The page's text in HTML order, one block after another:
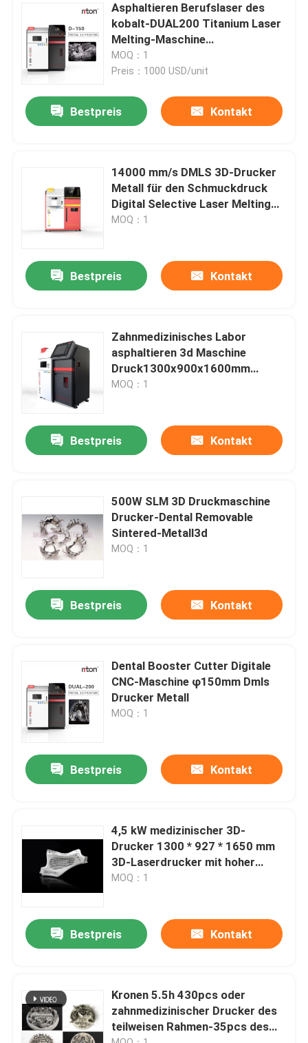
Produkte
Über uns
Fabrik Tour
Kontakt
Alle Fälle
Drucker Laser-Metall3d
Zahnmedizinischer Drucker des Metall3d
Asphaltieren Berufslaser des
kobalt-DUAL200 Titanium Laser
Melting-Maschine
Dia.150mm*100mm des
Drucker-3D
MOQ：1
Preis：1000 USD/unit
Bestpreis Kontakt
14000 mm/s DMLS 3D-Drucker
Metall für den Schmuckdruck
Digital Selective Laser Melting
Machine
MOQ：1
Bestpreis Kontakt
Zahnmedizinisches Labor
asphaltieren 3d Maschine
Druck1300x900x1600mm
Lasers 3d des Drucker-500W
MOQ：1
Bestpreis Kontakt
500W SLM 3D Druckmaschine
Drucker-Dental Removable
Sintered-Metall3d
MOQ：1
Bestpreis Kontakt
Dental Booster Cutter Digitale
CNC-Maschine φ150mm Dmls
Drucker Metall
MOQ：1
Bestpreis Kontakt
4,5 kW medizinischer 3D-
Drucker 1300 * 927 * 1650 mm
3D-Laserdrucker mit hoher
Schmelzgeschwindigkeit
MOQ：1
Bestpreis Kontakt
Kronen 5.5h 430pcs oder
zahnmedizinischer Drucker des
teilweisen Rahmen-35pcs des